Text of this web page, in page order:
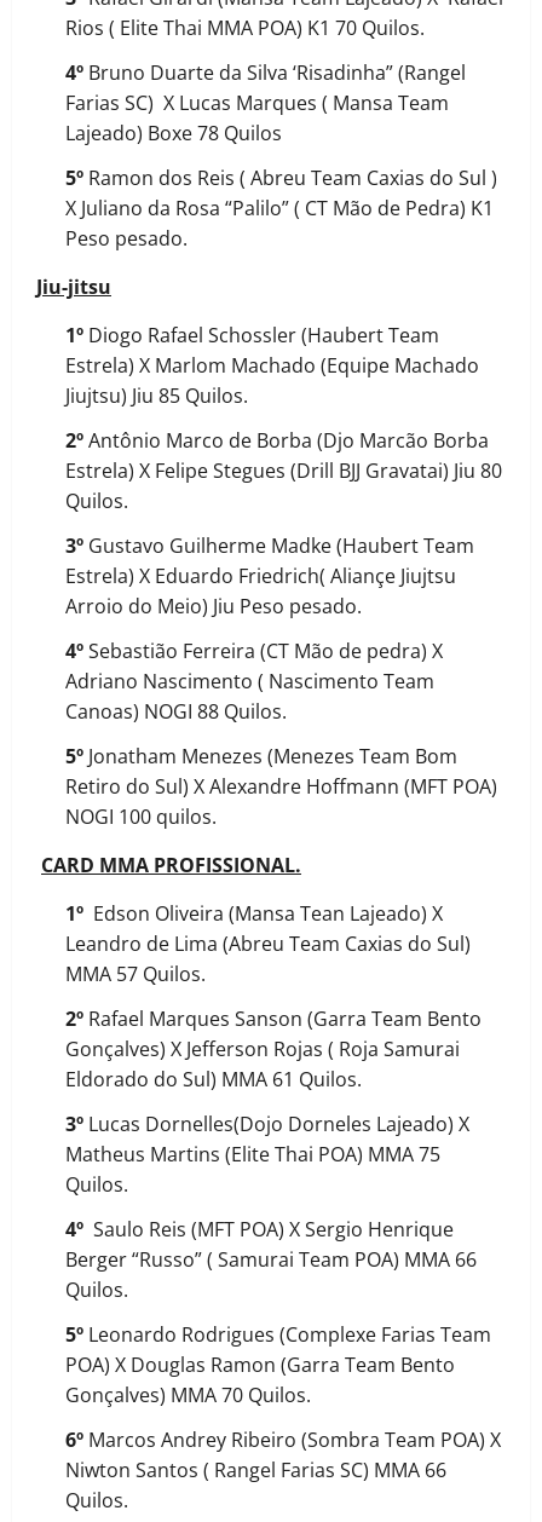
Rios ( Elite Thai MMA POA) K1 70 Quilos.
4º Bruno Duarte da Silva ‘Risadinha” (Rangel
Farias SC) X Lucas Marques ( Mansa Team
Lajeado) Boxe 78 Quilos
5º Ramon dos Reis ( Abreu Team Caxias do Sul )
X Juliano da Rosa “Palilo” ( CT Mão de Pedra) K1
Peso pesado.
Jiu-jitsu
1º Diogo Rafael Schossler (Haubert Team
Estrela) X Marlom Machado (Equipe Machado
Jiujtsu) Jiu 85 Quilos.
2ºAntônio Marco de Borba (Djo Marcão Borba
Estrela) X Felipe Stegues (Drill BJJ Gravatai) Jiu 80
Quilos.
3º Gustavo Guilherme Madke (Haubert Team
Estrela) X Eduardo Friedrich( Aliançe Jiujtsu
Arroio do Meio) Jiu Peso pesado.
4ºSebastião Ferreira (CT Mão de pedra) X
Adriano Nascimento ( Nascimento Team
Canoas) NOGI 88 Quilos.
5º Jonatham Menezes (Menezes Team Bom
Retiro do Sul) X Alexandre Hoffmann (MFT POA)
NOGI 100 quilos.
CARD MMA PROFISSIONAL.
1º Edson Oliveira (Mansa Tean Lajeado) X
Leandro de Lima (Abreu Team Caxias do Sul)
MMA 57 Quilos.
2º Rafael Marques Sanson (Garra Team Bento
Gonçalves) X Jefferson Rojas ( Roja Samurai
Eldorado do Sul) MMA 61 Quilos.
3º Lucas Dornelles(Dojo Dorneles Lajeado) X
Matheus Martins (Elite Thai POA) MMA 75
Quilos.
4º Saulo Reis (MFT POA) X Sergio Henrique
Berger “Russo” ( Samurai Team POA) MMA 66
Quilos.
5º Leonardo Rodrigues (Complexe Farias Team
POA) X Douglas Ramon (Garra Team Bento
Gonçalves) MMA 70 Quilos.
6º Marcos Andrey Ribeiro (Sombra Team POA) X
Niwton Santos ( Rangel Farias SC) MMA 66
Quilos.